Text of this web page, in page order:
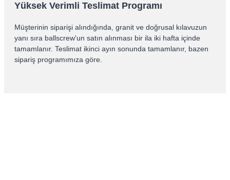
Yüksek Verimli Teslimat Programı
Müşterinin siparişi alındığında, granit ve doğrusal kılavuzun
yanı sıra ballscrew'un satın alınması bir ila iki hafta içinde
tamamlanır. Teslimat ikinci ayın sonunda tamamlanır, bazen
sipariş programımıza göre.